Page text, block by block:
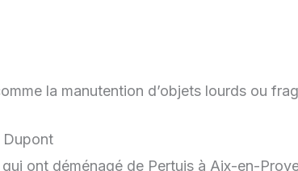
la manutention d’objets lourds ou
Dupont
qui ont déménagé de Pertuis à Aix-en-